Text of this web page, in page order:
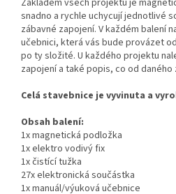
snadno a rychle uchycují jednotlivé
zábavné zapojení. V každém balení
učebnici, která vás bude provázet
po ty složité. U každého projektu
zapojení a také popis, co od
Celá stavebnice je vyvinuta a
Obsah balení:
1x magnetická podložka
1x elektro vodivý fix
1x čistící tužka
27x elektronická součástka
1x manuál/výuková učebnice